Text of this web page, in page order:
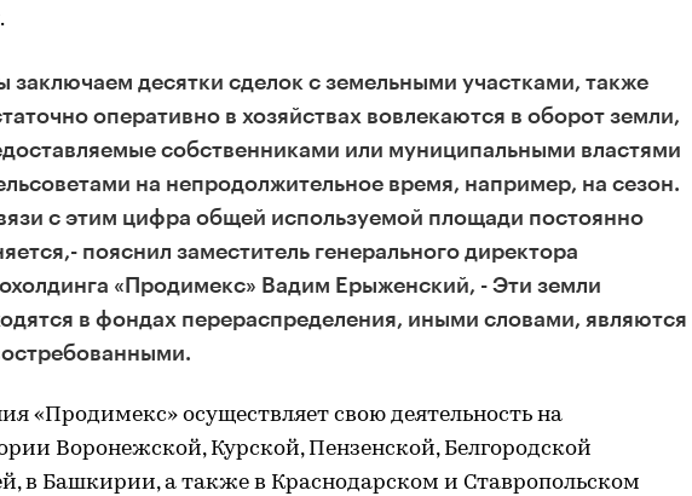
заключаем десятки сделок с земельными участками, также
оперативно в хозяйствах вовлекаются в оборот земли,
собственниками или муниципальными властями
на непродолжительное время, например, на сезон.
с этим цифра общей используемой площади постоянно
пояснил заместитель генерального директора
«Продимекс» Вадим Ерыженский, - Эти земли
в фондах перераспределения, иными словами, являются
«Продимекс» осуществляет свою деятельность на
Воронежской, Курской, Пензенской, Белгородской
в Башкирии, а также в Краснодарском и Ставропольском